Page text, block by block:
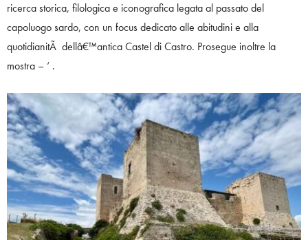
ricerca storica, filologica e iconografica legata al passato del
capoluogo sardo, con un focus dedicato alle abitudini e alla
quotidianitÃ dellâ€™antica Castel di Castro. Prosegue inoltre la
mostra – ‘ .